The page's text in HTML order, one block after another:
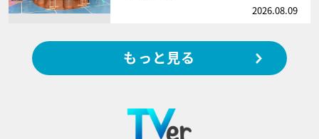
2026.08.09
もっと見る